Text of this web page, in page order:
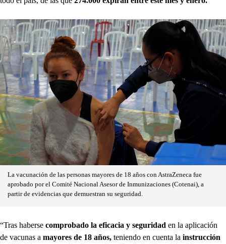
La vacunación de las personas mayores de 18 años con AstraZeneca fue
aprobado por el Comité Nacional Asesor de Inmunizaciones (Cotenai), a
partir de evidencias que demuestran su seguridad.
“Tras haberse comprobado la eficacia y seguridad en la aplicación
de vacunas a mayores de 18 años, teniendo en cuenta la instrucción